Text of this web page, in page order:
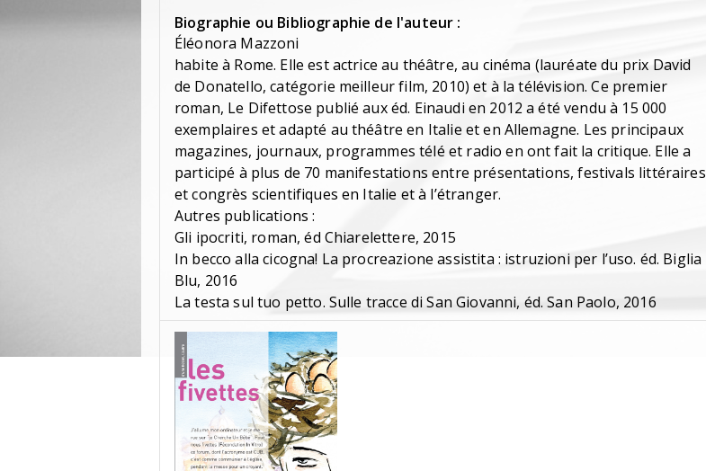
Biographie ou Bibliographie de l'auteur :
Éléonora Mazzoni
habite à Rome. Elle est actrice au théâtre, au cinéma (lauréate du prix David
de Donatello, catégorie meilleur film, 2010) et à la télévision. Ce premier
roman, Le Difettose publié aux éd. Einaudi en 2012 a été vendu à 15 000
exemplaires et adapté au théâtre en Italie et en Allemagne. Les principaux
magazines, journaux, programmes télé et radio en ont fait la critique. Elle a
participé à plus de 70 manifestations entre présentations, festivals littéraires
et congrès scientifiques en Italie et à l’étranger.
Autres publications :
Gli ipocriti, roman, éd Chiarelettere, 2015
In becco alla cicogna! La procreazione assistita : istruzioni per l’uso. éd. Biglia
Blu, 2016
La testa sul tuo petto. Sulle tracce di San Giovanni, éd. San Paolo, 2016